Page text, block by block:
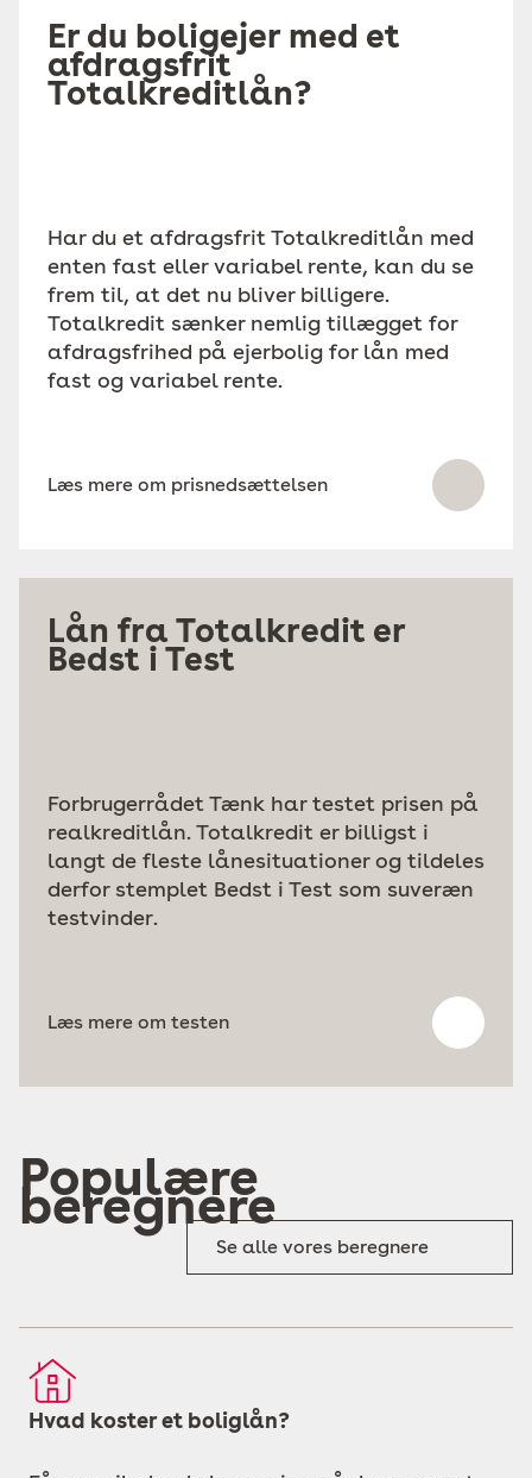
Er du boligejer med et
afdragsfrit
Totalkreditlån?
Har du et afdragsfrit Totalkreditlån med
enten fast eller variabel rente, kan du se
frem til, at det nu bliver billigere.
Totalkredit sænker nemlig tillægget for
afdragsfrihed på ejerbolig for lån med
fast og variabel rente.
Læs mere om prisnedsættelsen
Lån fra Totalkredit er
Bedst i Test
Forbrugerrådet Tænk har testet prisen på
realkreditlån. Totalkredit er billigst i
langt de fleste lånesituationer og tildeles
derfor stemplet Bedst i Test som suveræn
testvinder.
Læs mere om testen
Populære
beregnere
Se alle vores beregnere
Hvad koster et boliglån?